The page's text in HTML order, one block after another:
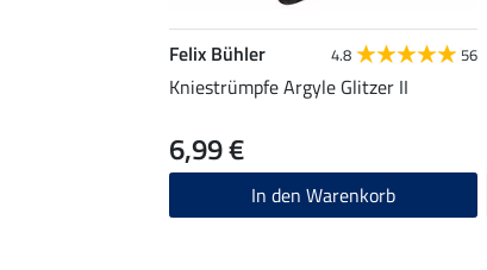
Felix Bühler 4.8 56
Kniestrümpfe Argyle Glitzer II
6,99 €
In den Warenkorb